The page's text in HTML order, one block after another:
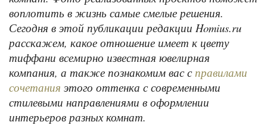
воплотить в жизнь самые смелые решения.
Сегодня в этой публикации редакции Homius.ru
расскажем, какое отношение имеет к цвету
тиффани всемирно известная ювелирная
компания, а также познакомим вас с правилами
сочетания этого оттенка с современными
стилевыми направлениями в оформлении
интерьеров разных комнат.